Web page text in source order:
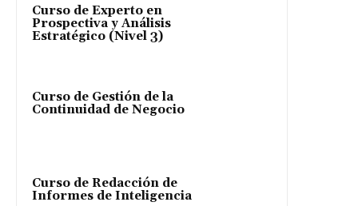
Curso de Experto en
Prospectiva y Análisis
Estratégico (Nivel 3)
Curso de Gestión de la
Continuidad de Negocio
Curso de Redacción de
Informes de Inteligencia